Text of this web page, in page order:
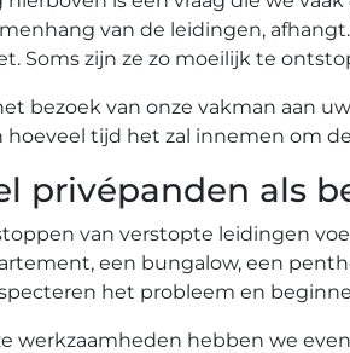
van de leidingen,
Soms zijn ze zo moeilijk te
bezoek van onze vakman aan
hoeveel tijd het zal innemen om
privépanden als
van verstopte leidingen
een bungalow, een
het probleem en
werkzaamheden hebben we